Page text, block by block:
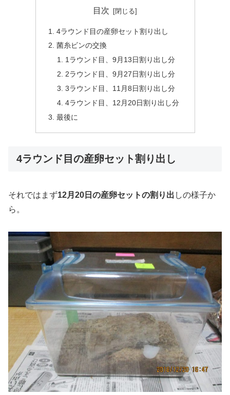
目次
4ラウンド目の産卵セット割り出し
菌糸ビンの交換
1ラウンド目、9月13日割り出し分
2ラウンド目、9月27日割り出し分
3ラウンド目、11月8日割り出し分
4ラウンド目、12月20日割り出し分
最後に
4ラウンド目の産卵セット割り出し
それではまず12月20日の産卵セットの割り出 しの様子か
ら。